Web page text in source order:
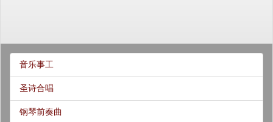
音乐事工
圣诗合唱
钢琴前奏曲